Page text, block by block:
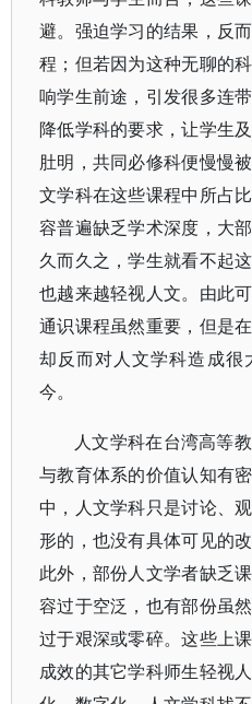
避。强迫学习的结果，反
程；但若因为这种无聊的
响学生前途，引发很多连
降低学科的要求，让学生
肚明，共同必修科便慢慢
文学科在这些课程中所占
容普遍缺乏学术深度，大
久而久之，学生就看不起
也越来越轻视人文。由此
通识课程虽然重要，但是
却反而对人文学科造成很
今。
人文学科在台湾高等
与教育体系的价值认知有
中，人文学科只是讨论、
形的，也没有具体可见的
此外，部份人文学者缺乏
容过于空泛，也有部份虽
过于艰深或零碎。这些上
成效的其它学科师生轻视